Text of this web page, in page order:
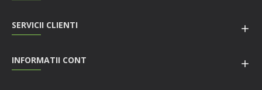
SERVICII CLIENTI
INFORMATII CONT